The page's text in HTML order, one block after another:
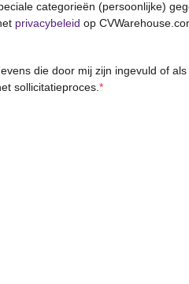
categorieën (persoonlijke)
privacybeleid op
die door mij zijn ingevuld of als
sollicitatieproces. *